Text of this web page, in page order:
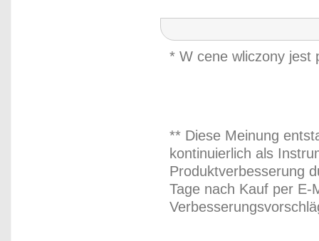
* W cene wliczony jest
** Diese Meinung
kontinuierlich als
Produktverbesserung
Tage nach Kauf per E-